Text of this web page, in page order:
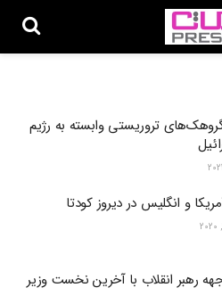
گروهک‌های تروریستی وابسته به رژیم
و انگلیس در دیروز کودتا
رهبر انقلاب با آخرین نخست وزیر